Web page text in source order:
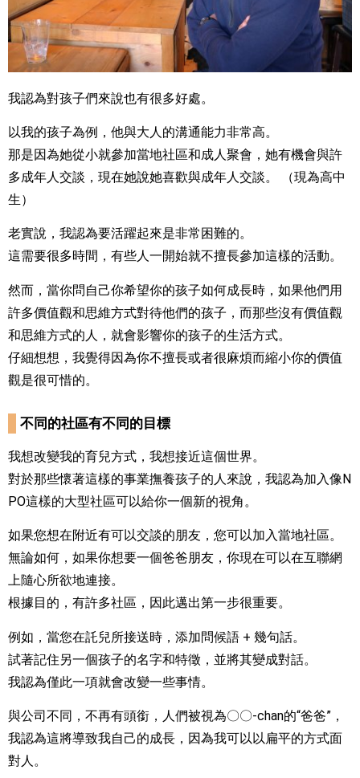
我認為對孩子們來說也有很多好處。
以我的孩子為例，他與大人的溝通能力非常高。
那是因為她從小就參加當地社區和成人聚會，她有機會與許
多成年人交談，現在她說她喜歡與成年人交談。 （現為高中
生）
老實說，我認為要活躍起來是非常困難的。
這需要很多時間，有些人一開始就不擅長參加這樣的活動。
然而，當你問自己你希望你的孩子如何成長時，如果他們用
許多價值觀和思維方式對待他們的孩子，而那些沒有價值觀
和思維方式的人，就會影響你的孩子的生活方式。
仔細想想，我覺得因為你不擅長或者很麻煩而縮小你的價值
觀是很可惜的。
不同的社區有不同的目標
我想改變我的育兒方式，我想接近這個世界。
對於那些懷著這樣的事業撫養孩子的人來說，我認為加入像N
PO這樣的大型社區可以給你一個新的視角。
如果您想在附近有可以交談的朋友，您可以加入當地社區。
無論如何，如果你想要一個爸爸朋友，你現在可以在互聯網
上隨心所欲地連接。
根據目的，有許多社區，因此邁出第一步很重要。
例如，當您在託兒所接送時，添加問候語 + 幾句話。
試著記住另一個孩子的名字和特徵，並將其變成對話。
我認為僅此一項就會改變一些事情。
與公司不同，不再有頭銜，人們被視為〇〇-chan的“爸爸”，
我認為這將導致我自己的成長，因為我可以以扁平的方式面
對人。